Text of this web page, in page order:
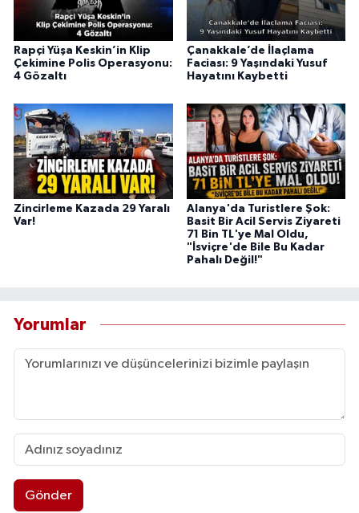
Rapçi Yüşa Keskin’in Klip
Çekimine Polis Operasyonu:
4 Gözaltı
Çanakkale’de İlaçlama
Faciası: 9 Yaşındaki Yusuf
Hayatını Kaybetti
Zincirleme Kazada 29 Yaralı
Var!
Alanya'da Turistlere Şok:
Basit Bir Acil Servis Ziyareti
71 Bin TL'ye Mal Oldu,
"İsviçre'de Bile Bu Kadar
Pahalı Değil!"
Yorumlar
Gönder